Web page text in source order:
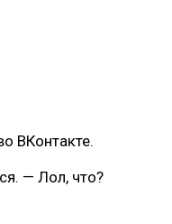
ВКонтакте.
— Лол, что?